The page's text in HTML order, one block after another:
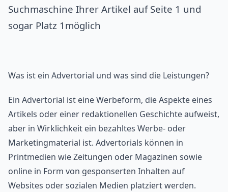
Suchmaschine Ihrer Artikel auf Seite 1 und
sogar Platz 1möglich
Was ist ein Advertorial und was sind die Leistungen?
Ein Advertorial ist eine Werbeform, die Aspekte eines
Artikels oder einer redaktionellen Geschichte aufweist,
aber in Wirklichkeit ein bezahltes Werbe- oder
Marketingmaterial ist. Advertorials können in
Printmedien wie Zeitungen oder Magazinen sowie
online in Form von gesponserten Inhalten auf
Websites oder sozialen Medien platziert werden.